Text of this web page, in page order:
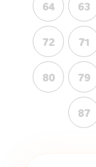
63
64
71
72
79
80
87